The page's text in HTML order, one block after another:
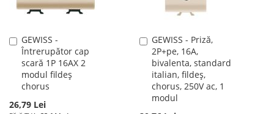
GEWISS -
Întrerupător cap
scară 1P 16AX 2
modul fildeș
chorus
26,79 Lei
Adauga
în
cos
GEWISS - Priză,
2P+pe, 16A,
bivalenta, standard
italian, fildeș,
chorus, 250V ac, 1
modul
Adauga
în
cos